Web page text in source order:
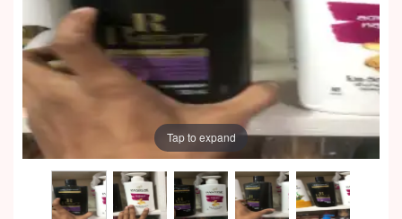
Tap to expand